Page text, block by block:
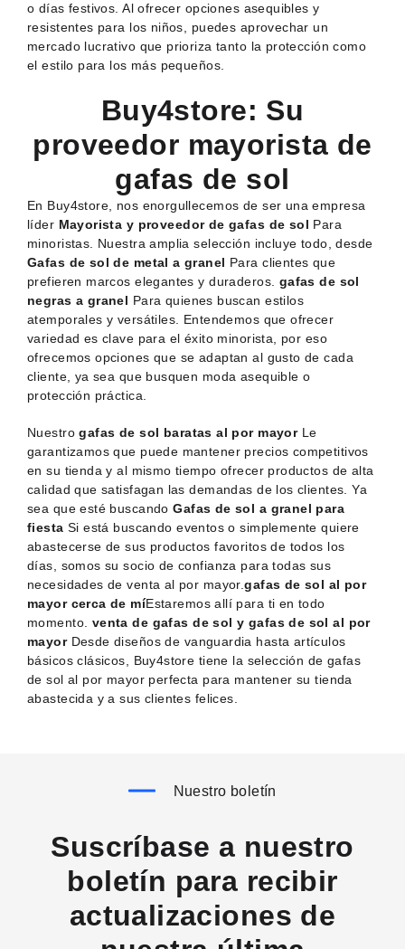
o días festivos. Al ofrecer opciones asequibles y
resistentes para los niños, puedes aprovechar un
mercado lucrativo que prioriza tanto la protección como
el estilo para los más pequeños.
Buy4store: Su
proveedor mayorista de
gafas de sol
En Buy4store, nos enorgullecemos de ser una empresa
líder Mayorista y proveedor de gafas de sol Para
minoristas. Nuestra amplia selección incluye todo, desde
Gafas de sol de metal a granel Para clientes que
prefieren marcos elegantes y duraderos. gafas de sol
negras a granel Para quienes buscan estilos
atemporales y versátiles. Entendemos que ofrecer
variedad es clave para el éxito minorista, por eso
ofrecemos opciones que se adaptan al gusto de cada
cliente, ya sea que busquen moda asequible o
protección práctica.
Nuestrogafas de sol baratas al por mayorLe
garantizamos que puede mantener precios competitivos
en su tienda y al mismo tiempo ofrecer productos de alta
calidad que satisfagan las demandas de los clientes. Ya
sea que esté buscandoGafas de sol a granel para
fiesta Si está buscando eventos o simplemente quiere
abastecerse de sus productos favoritos de todos los
días, somos su socio de confianza para todas sus
necesidades de venta al por mayor.gafas de sol al por
mayor cerca de míEstaremos allí para ti en todo
momento. venta de gafas de sol y gafas de sol al por
mayorDesde diseños de vanguardia hasta artículos
básicos clásicos, Buy4store tiene la selección de gafas
de sol al por mayor perfecta para mantener su tienda
abastecida y a sus clientes felices.
Nuestro boletín
Suscríbase a nuestro
boletín para recibir
actualizaciones de